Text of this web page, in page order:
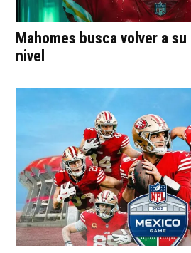
Mahomes busca volver a
nivel